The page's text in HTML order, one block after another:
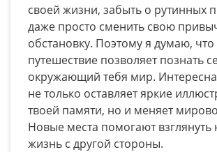
своей жизни, забыть о рутинных
даже просто сменить свою
обстановку. Поэтому я думаю, что
путешествие позволяет познать
окружающий тебя мир.
не только оставляет яркие
твоей памяти, но и меняет
Новые места помогают взглянуть
жизнь с другой стороны.